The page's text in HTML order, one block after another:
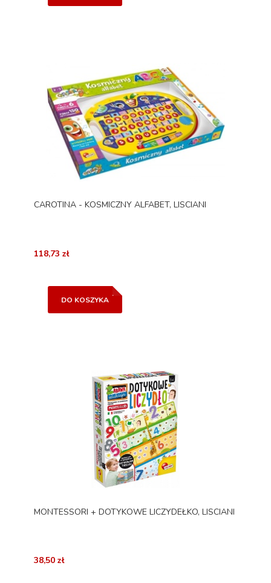
CAROTINA - KOSMICZNY ALFABET, LISCIANI
118,73 zł
DO KOSZYKA
MONTESSORI + DOTYKOWE LICZYDEŁKO, LISCIANI
38,50 zł